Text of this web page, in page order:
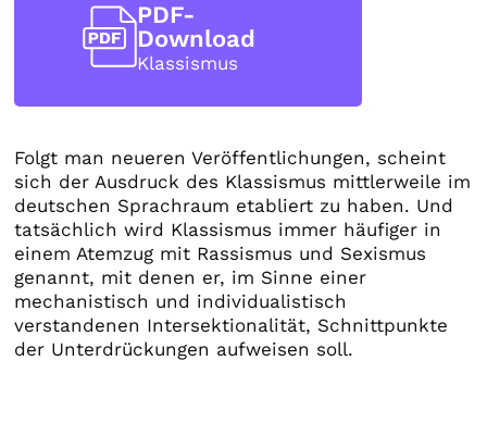
PDF-
Download
Klassismus
Folgt man neueren Veröffentlichungen, scheint
sich der Ausdruck des Klassismus mittlerweile im
deutschen Sprachraum etabliert zu haben. Und
tatsächlich wird Klassismus immer häufiger in
einem Atemzug mit Rassismus und Sexismus
genannt, mit denen er, im Sinne einer
mechanistisch und individualistisch
verstandenen Intersektionalität, Schnittpunkte
der Unterdrückungen aufweisen soll.